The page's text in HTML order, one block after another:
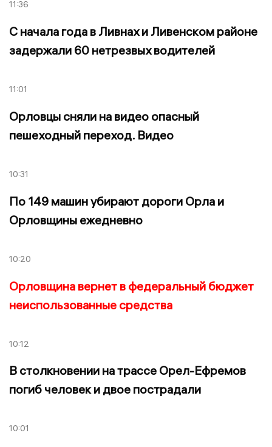
11:36
С начала года в Ливнах и Ливенском районе
задержали 60 нетрезвых водителей
11:01
Орловцы сняли на видео опасный
пешеходный переход. Видео
10:31
По 149 машин убирают дороги Орла и
Орловщины ежедневно
10:20
Орловщина вернет в федеральный бюджет
неиспользованные средства
10:12
В столкновении на трассе Орел-Ефремов
погиб человек и двое пострадали
10:01